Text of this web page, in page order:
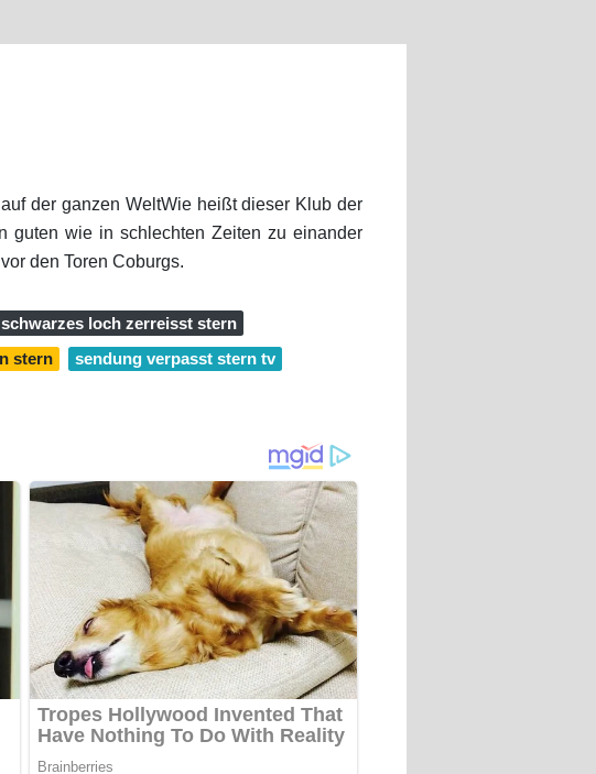
der ganzen WeltWie heißt dieser Klub der
guten wie in schlechten Zeiten zu einander
den Toren Coburgs.
schwarzes loch zerreisst stern
stern
sendung verpasst stern tv